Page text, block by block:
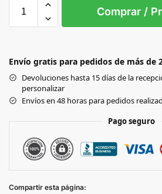
3XL
DARK
Black
NAVY
Comprar /
Envío gratis para pedidos de más de
Devoluciones hasta 15 días de la
personalizar
Envíos en 48 horas para pedidos
Pago seguro
Compartir esta página: